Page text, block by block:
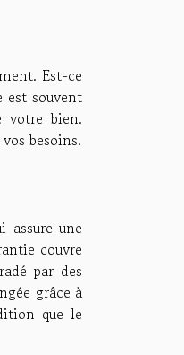
Est-ce
est souvent
votre bien.
besoins.
assure une
couvre
par des
grâce à
que le